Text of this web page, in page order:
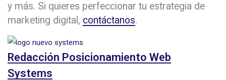
y más. Si quieres perfeccionar tu estrategia de
marketing digital, contáctanos.
Redacción Posicionamiento Web
Systems